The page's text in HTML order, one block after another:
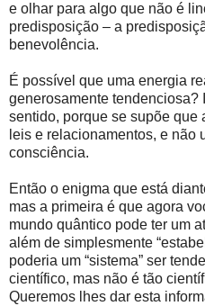
e olhar para algo que não é
predisposição – a
benevolência.
É possível que uma energia
generosamente tendenciosa?
sentido, porque se supõe que
leis e relacionamentos, e não
consciência.
Então o enigma que está
mas a primeira é que agora
mundo quântico pode ter um
além de simplesmente
poderia um “sistema” ser
científico, mas não é tão
Queremos lhes dar esta